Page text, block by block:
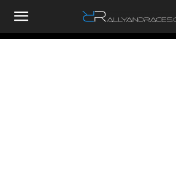
RallyandRaces.com